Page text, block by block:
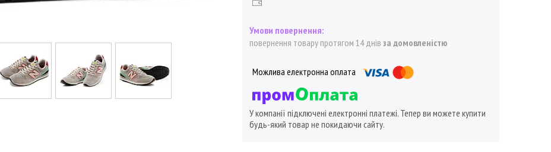
повернення товару протягом 14 днів за домовленістю
У компанії підключені електронні платежі. Тепер ви можете купити
будь-який товар не покидаючи сайту.